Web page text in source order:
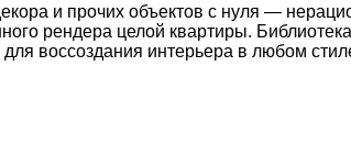
и прочих объектов с нуля —
рендера целой квартиры.
воссоздания интерьера в любом